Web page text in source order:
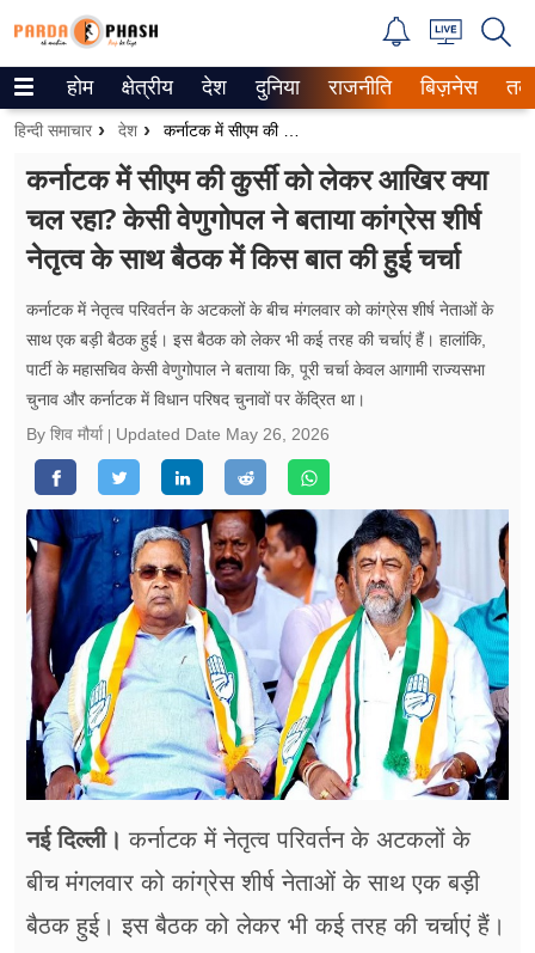
Trending on Google News
ePaper
वेब स्टोरीज
उत्तर प्रदेश
वीडियो
रिलेशनशिप
जीवन मंत्रा
फूड
सेहत
ब्‍यूटी
जॉब्स
शिक्षा
अन्य खबरें
होम क्षेत्रीय देश दुनिया राजनीति बिज़नेस
हिन्दी समाचार देश
कर्नाटक में सीएम की कुर्सी को लेकर आखिर क्या
चल रहा? केसी वेणुगोपल ने बताया कांग्रेस शीर्ष
नेतृत्व के साथ बैठक में किस बात की हुई चर्चा
कर्नाटक में नेतृत्व परिवर्तन के अटकलों के बीच मंगलवार को कांग्रेस शीर्ष नेताओं के
साथ एक बड़ी बैठक हुई। इस बैठक को लेकर भी कई तरह की चर्चाएं हैं। हालांकि,
पार्टी के महासचिव केसी वेणुगोपाल ने बताया कि, पूरी चर्चा केवल आगामी राज्यसभा
चुनाव और कर्नाटक में विधान परिषद चुनावों पर केंद्रित था।
By शिव मौर्या
Updated Date May 26, 2026
नई दिल्ली। कर्नाटक में नेतृत्व परिवर्तन के अटकलों के
बीच मंगलवार को कांग्रेस शीर्ष नेताओं के साथ एक बड़ी
बैठक हुई। इस बैठक को लेकर भी कई तरह की चर्चाएं हैं।